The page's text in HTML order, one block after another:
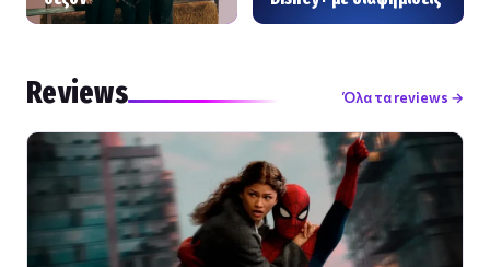
Reviews Όλα τα reviews →